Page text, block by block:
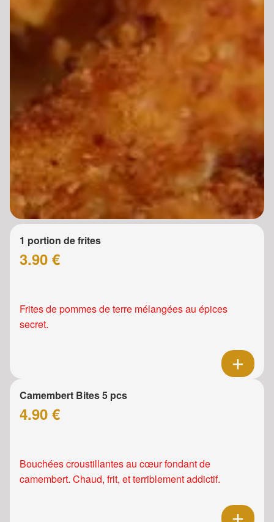
1 portion de frites
3.90 €
Frites de pommes de terre mélangées au épices
secret.
Camembert Bites 5 pcs
4.90 €
Bouchées croustillantes au cœur fondant de
camembert. Chaud, frit, et terriblement addictif.